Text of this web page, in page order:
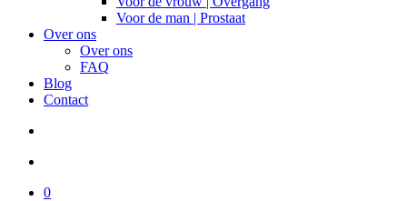
Voor de man | Prostaat
Over ons
Over ons
FAQ
Blog
Contact
0